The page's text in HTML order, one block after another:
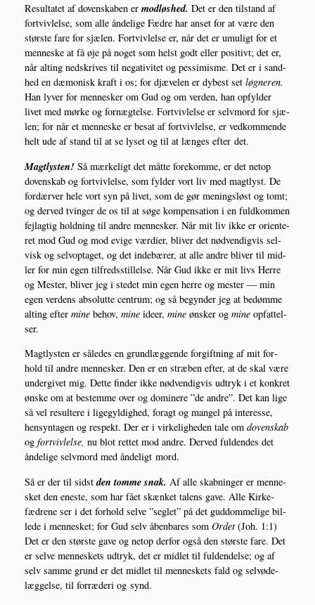
Resul­ta­tet af doven­ska­ben er mod­løs­hed. Det er den til­stand af
fortviv­lel­se, som alle ånde­li­ge Fædre har anset for at være den
stør­ste fare for sjæ­len. Fortviv­lel­se er, når det er umu­ligt for et
men­ne­ske at få øje på noget som helst godt eller posi­tivt; det er,
når alting nedskri­ves til nega­ti­vi­tet og pes­si­mis­me. Det er i sand­
hed en dæmo­nisk kraft i os; for djæ­vel­en er dybest set løg­ne­ren.
Han lyver for men­ne­sker om Gud og om ver­den, han opfyl­der
livet med mør­ke og for­næg­tel­se. Fortviv­lel­se er selv­mord for sjæ­
len; for når et men­ne­ske er besat af fortviv­lel­se, er ved­kom­men­de
helt ude af stand til at se lyset og til at læn­ges efter det.
Magt­ly­sten! Så mær­ke­ligt det måt­te fore­kom­me, er det net­op
doven­skab og fortviv­lel­se, som fyl­der vort liv med magt­lyst. De
for­dær­ver hele vort syn på livet, som de gør menings­løst og tomt;
og der­ved tvin­ger de os til at søge kom­pen­sa­tion i en fuld­kom­men
fejl­ag­tig hold­ning til andre men­ne­sker. Når mit liv ikke er ori­en­te­
ret mod Gud og mod evi­ge vær­di­er, bli­ver det nød­ven­dig­vis sel­
visk og sel­v­op­ta­get, og det inde­bæ­rer, at alle andre bli­ver til mid­
ler for min egen til­freds­stil­lel­se. Når Gud ikke er mit livs Her­re
og Mester, bli­ver jeg i ste­det min egen her­re og mester — min
egen ver­dens abso­lut­te cen­trum; og så begyn­der jeg at bedøm­me
alting efter mine behov, mine ide­er, mine ønsker og mine opfat­tel­
ser.
Magt­ly­sten er såle­des en grund­læg­gen­de for­gift­ning af mit for­
hold til andre men­ne­sker. Den er en stræ­ben efter, at de skal være
under­gi­vet mig. Det­te fin­der ikke nød­ven­dig­vis udtryk i et kon­kret
ønske om at bestem­me over og domi­ne­re ”de andre”. Det kan lige
så vel resul­te­re i lige­gyl­dig­hed, foragt og man­gel på inter­es­se,
hen­syn­ta­gen og respekt. Der er i vir­ke­lig­he­den tale om doven­skab
og fortviv­lel­se, nu blot ret­tet mod andre. Der­ved ful­den­des det
ånde­li­ge selv­mord med ånde­ligt mord.
Så er der til sidstden tom­me snak. Af alle skab­nin­ger er men­ne­
sket den ene­ste, som har fået skæn­ket talens gave. Alle Kir­ke­
fædre­ne ser i det for­hold sel­ve ”seg­let” på det gud­dom­me­li­ge bil­
le­de i men­ne­sket; for Gud selv åben­ba­res som Ordet(Joh. 1:1)
Det er den stør­ste gave og net­op der­for også den stør­ste fare. Det
er sel­ve men­ne­skets udtryk, det er mid­let til ful­den­del­se; og af
selv sam­me grund er det mid­let til men­ne­skets fald og selvø­de­
læg­gel­se, til for­ræ­de­ri og synd.